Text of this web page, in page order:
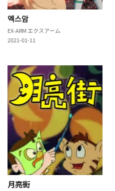
엑스암
EX-ARM エクスアーム
2021-01-11
月亮街